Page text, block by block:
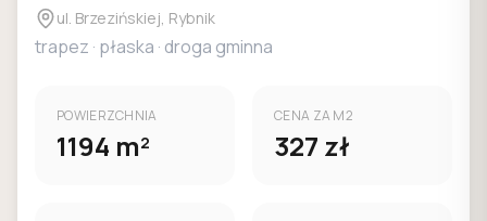
ul. Brzezińskiej, Rybnik
trapez · płaska · droga gminna
POWIERZCHNIA
1194 m2
CENA ZA M2
327 zł